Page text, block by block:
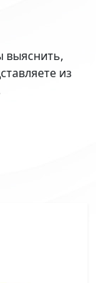
выяснить,
из